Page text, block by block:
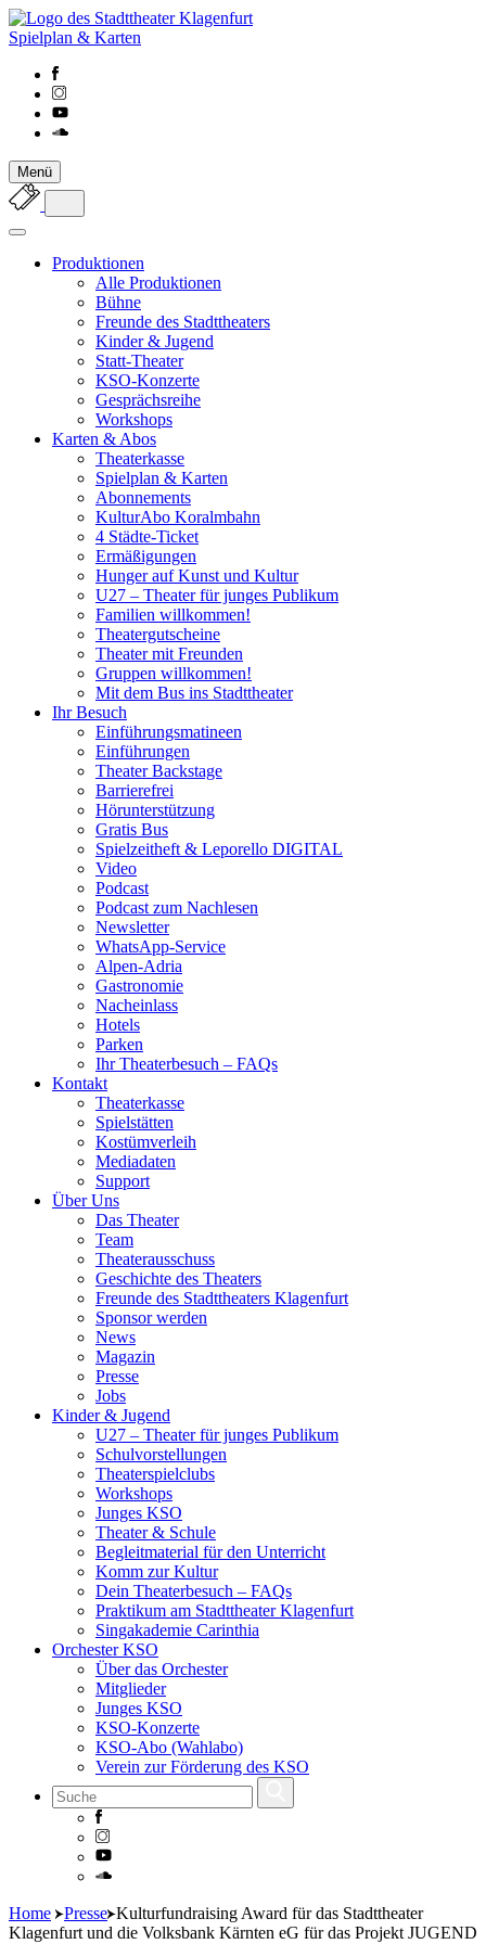
Spielplan & Karten
Menü
Produktionen
Alle Produktionen
Bühne
Freunde des Stadttheaters
Kinder & Jugend
Statt-Theater
KSO-Konzerte
Gesprächsreihe
Workshops
Karten & Abos
Theaterkasse
Spielplan & Karten
Abonnements
KulturAbo Koralmbahn
4 Städte-Ticket
Ermäßigungen
Hunger auf Kunst und Kultur
U27 – Theater für junges Publikum
Familien willkommen!
Theatergutscheine
Theater mit Freunden
Gruppen willkommen!
Mit dem Bus ins Stadttheater
Ihr Besuch
Einführungsmatineen
Einführungen
Theater Backstage
Barrierefrei
Hörunterstützung
Gratis Bus
Spielzeitheft & Leporello DIGITAL
Video
Podcast
Podcast zum Nachlesen
Newsletter
WhatsApp-Service
Alpen-Adria
Gastronomie
Nacheinlass
Hotels
Parken
Ihr Theaterbesuch – FAQs
Kontakt
Theaterkasse
Spielstätten
Kostümverleih
Mediadaten
Support
Über Uns
Das Theater
Team
Theaterausschuss
Geschichte des Theaters
Freunde des Stadttheaters Klagenfurt
Sponsor werden
News
Magazin
Presse
Jobs
Kinder & Jugend
U27 – Theater für junges Publikum
Schulvorstellungen
Theaterspielclubs
Workshops
Junges KSO
Theater & Schule
Begleitmaterial für den Unterricht
Komm zur Kultur
Dein Theaterbesuch – FAQs
Praktikum am Stadttheater Klagenfurt
Singakademie Carinthia
Orchester KSO
Über das Orchester
Mitglieder
Junges KSO
KSO-Konzerte
KSO-Abo (Wahlabo)
Verein zur Förderung des KSO
Skip
to
Home Presse Kulturfundraising Award für das Stadttheater
Klagenfurt und die Volksbank Kärnten eG für das Projekt JUGEND